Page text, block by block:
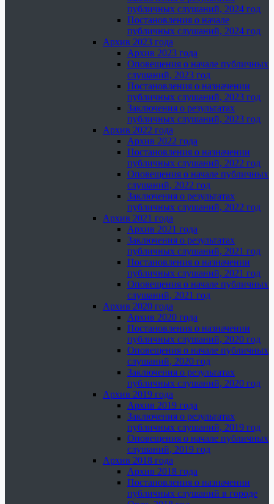
публичных слушаний, 2024 год
Постановления о начале
публичных слушаний, 2024 год
Архив 2023 года
Архив 2023 года
Оповещения о начале публичных
слушаний, 2023 год
Постановления о назначении
публичных слушаний, 2023 год
Заключения о результатах
публичных слушаний, 2023 год
Архив 2022 года
Архив 2022 года
Постановления о назначении
публичных слушаний, 2022 год
Оповещения о начале публичных
слушаний, 2022 год
Заключения о результатах
публичных слушаний, 2022 год
Архив 2021 года
Архив 2021 года
Заключения о результатах
публичных слушаний, 2021 год
Постановления о назначении
публичных слушаний, 2021 год
Оповещения о начале публичных
слушаний, 2021 год
Архив 2020 года
Архив 2020 года
Постановления о назначении
публичных слушаний, 2020 год
Оповещения о начале публичных
слушаний, 2020 год
Заключения о результатах
публичных слушаний, 2020 год
Архив 2019 года
Архив 2019 года
Заключения о результатах
публичных слушаний, 2019 год
Оповещения о начале публичных
слушаний, 2019 год
Архив 2018 года
Архив 2018 года
Постановления о назначении
публичных слушаний в городе